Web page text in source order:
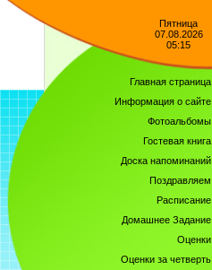
Пятница
07.08.2026
05:15
Главная страница
Информация о сайте
Фотоальбомы
Гостевая книга
Доска напоминаний
Поздравляем
Расписание
Домашнее Задание
Оценки
Оценки за четверть